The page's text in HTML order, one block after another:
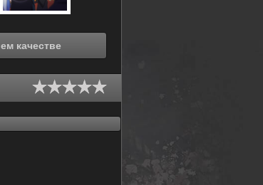
принцесс (2009) в хорошем качестве